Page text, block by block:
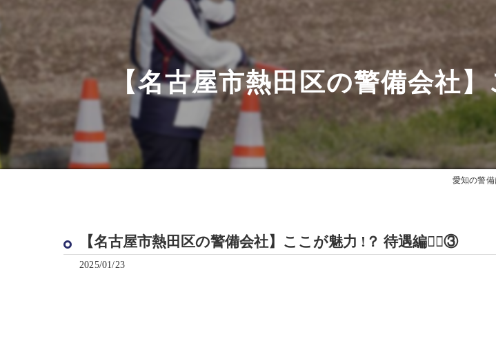
【名古屋市熱田区の警備会社
愛知の警
【名古屋市熱田区の警備会社】ここが魅力 !？ 待遇編🕵🏻③
2025/01/23